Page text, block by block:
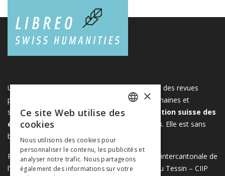
Une plateforme unique regroupant des livres et des revues
publiés par les éditeurs suisses de sciences humaines et
sociales. Libreo.ch est la propriété de l'
Association suisse des
éditeurs de sciences sociales et humaines. Elle est sans
but lucratif.www.editeurssuisses.ch
Projet réalisé avec le soutien de la Conférence intercantonale de
l’instruction publique de la Suisse romande et du Tessin – CIIP
ITALIAN
×
Ce site Web utilise des
cookies
Nous utilisons des cookies pour
personnaliser le contenu, les publicités et
analyser notre trafic. Nous partageons
également des informations sur votre